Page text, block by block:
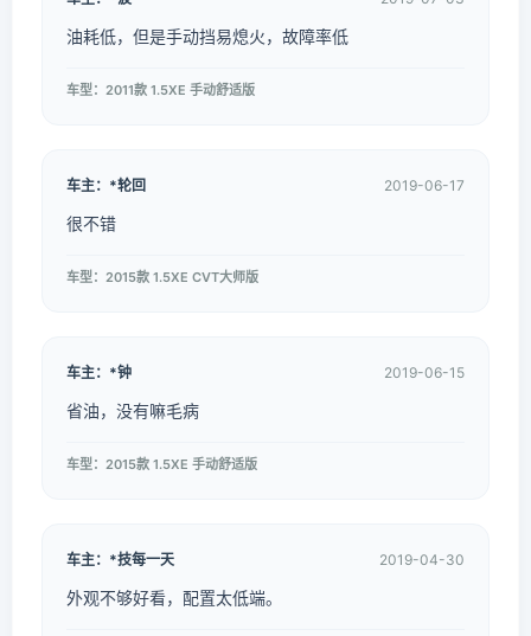
油耗低，但是手动挡易熄火，故障率低
车型：2011款 1.5XE 手动舒适版
车主：*轮回 2019-06-17
很不错
车型：2015款 1.5XE CVT大师版
车主：*钟 2019-06-15
省油，没有嘛毛病
车型：2015款 1.5XE 手动舒适版
车主：*技每一天 2019-04-30
外观不够好看，配置太低端。